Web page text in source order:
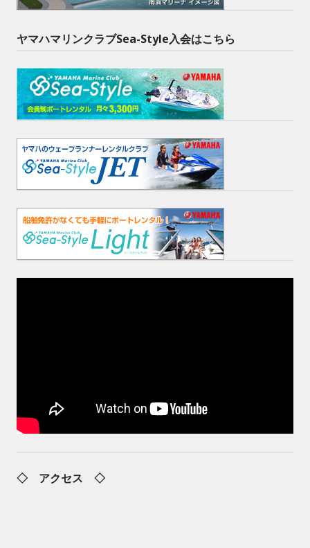
ヤマハマリンクラブSea-Style入会はこちら
◇ アクセス ◇